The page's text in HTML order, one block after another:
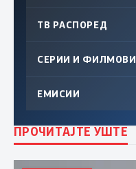
ТВ РАСПОРЕД
СЕРИИ И ФИЛМОВИ
ЕМИСИИ
ПРОЧИТАЈТЕ УШТЕ